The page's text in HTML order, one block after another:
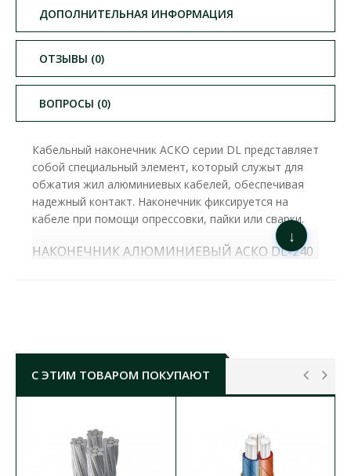
ДОПОЛНИТЕЛЬНАЯ ИНФОРМАЦИЯ
ОТЗЫВЫ (0)
ВОПРОСЫ (0)
Кабельный наконечник АСКО серии DL представляет
собой специальный элемент, который служыт для
обжатия жил алюминиевых кабелей, обеспечивая
надежный контакт. Наконечник фиксируется на
кабеле при помощи опрессовки, пайки или сварки.
НАКОНЕЧНИК АЛЮМИНИЕВЫЙ АСКО DL-240
↓
С ЭТИМ ТОВАРОМ ПОКУПАЮТ